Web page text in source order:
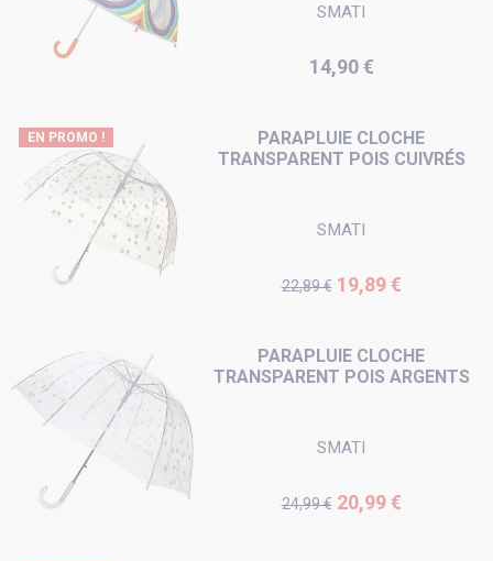
SMATI
Prix
14,90 €
PARAPLUIE CLOCHE
TRANSPARENT POIS CUIVRÉS
SMATI
Prix de base
22,89 € Prix
19,89 €
EN PROMO !
PARAPLUIE CLOCHE
TRANSPARENT POIS ARGENTS
SMATI
Prix de base
24,99 € Prix
20,99 €